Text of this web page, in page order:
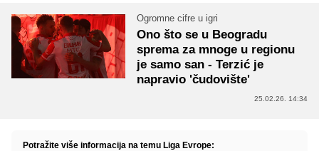
Ogromne cifre u igri
Ono što se u Beogradu
sprema za mnoge u regionu
je samo san - Terzić je
napravio 'čudovište'
25.02.26. 14:34
Potražite više informacija na temu Liga Evrope: